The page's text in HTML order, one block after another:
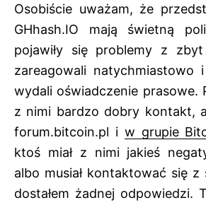
Osobiście uważam, że
GHhash.IO mają świetną
pojawiły się problemy z
zareagowali natychmiastowo
wydali oświadczenie prasowe.
z nimi bardzo dobry kontakt,
forum.bitcoin.pl i w grupie
ktoś miał z nimi jakieś
albo musiał kontaktować się
dostałem żadnej odpowiedzi.